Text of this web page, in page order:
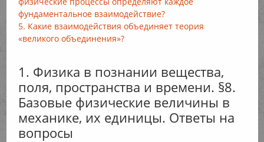
фундаментальное взаимодействие?
5. Какие взаимодействия объединяет теория
«великого объединения»?
1. Физика в познании вещества,
поля, пространства и времени. §8.
Базовые физические величины в
механике, их единицы. Ответы на
вопросы